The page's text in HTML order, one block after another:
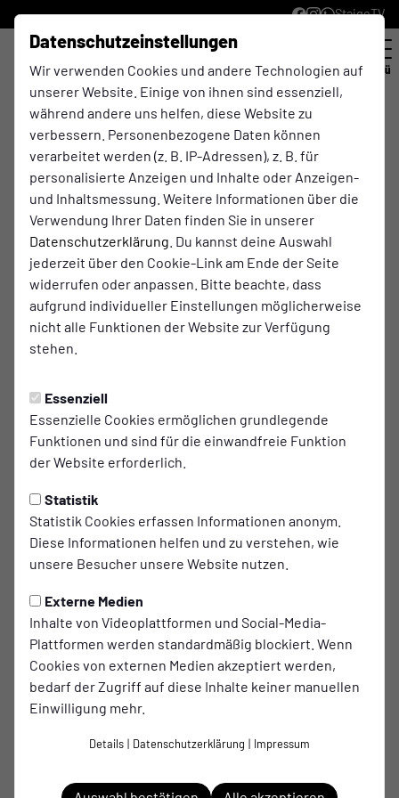
Datenschutzeinstellungen
Wir verwenden Cookies und andere Technologien auf
unserer Website. Einige von ihnen sind essenziell,
während andere uns helfen, diese Website zu
verbessern. Personenbezogene Daten können
verarbeitet werden (z. B. IP-Adressen), z. B. für
personalisierte Anzeigen und Inhalte oder Anzeigen-
und Inhaltsmessung. Weitere Informationen über die
Verwendung Ihrer Daten finden Sie in unserer
Datenschutzerklärung . Du kannst deine Auswahl
jederzeit über den Cookie-Link am Ende der Seite
widerrufen oder anpassen. Bitte beachte, dass
aufgrund individueller Einstellungen möglicherweise
nicht alle Funktionen der Website zur Verfügung
stehen.
Essenziell
Essenzielle Cookies ermöglichen grundlegende
Funktionen und sind für die einwandfreie Funktion
der Website erforderlich.
Statistik
Statistik Cookies erfassen Informationen anonym.
Diese Informationen helfen und zu verstehen, wie
unsere Besucher unsere Website nutzen.
Externe Medien
Inhalte von Videoplattformen und Social-Media-
Plattformen werden standardmäßig blockiert. Wenn
Cookies von externen Medien akzeptiert werden,
bedarf der Zugriff auf diese Inhalte keiner manuellen
Einwilligung mehr.
Details | Datenschutzerklärung | Impressum
StaigeTV
Menü
Hier findest du alle nötigen Unterlagen
für deine Mitgliedschaft und
Spielberechtigung.
Einfach die passenden Formulare über die
Buttons unten herunterladen, ausfüllen und
anschließend per E-Mail an Tim van Gemmern
senden:timvangemmern@sc-westfalia.de
hier Mitgliedsantrag downloaden und ausfüllen!
hier Spielerpass downloaden und ausfüllen!
Beendigung der Mitgliedschaft
Ein Austritt aus dem Verein kann jederzeit durch
ein Einschreiben oder per E-Mail an ti
mvangemmern@sc-westfalia.
und wird mit Eingang sofort wirksam. Bitte
beachte: Der Mitgliedsbeitrag ist dennoch bis zum
Ende des laufenden Geschäftsjahres zu zahlen.
Rechte und Ansprüche aus dem
Mitgliedsverhältnis – ausgenommen sind etwaige
offene Beitragsforderungen, die der Verein
weiterhin geltend machen kann